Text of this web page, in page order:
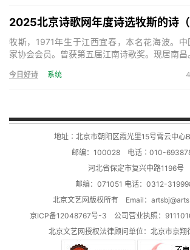
《残梦》等。主编诗歌刊物三十余部。《天下诗
诗刊主编。
牧斯，1971年生于江西宜春，本名花海波。中
家协会会员。曾获第五届江南诗歌奖。现居南昌
今日好诗 系统
地址∶北京市朝阳区霞光里15号霄云中心
邮编：100028 电话∶010-
河北省保定市复兴中路1196号
邮编：071051 电话：0312-
北京文艺网版权所有 Email：
京ICP备12048767号-3 公司营业执照：
北京文艺网授权法律顾问单位： 北京市京翔